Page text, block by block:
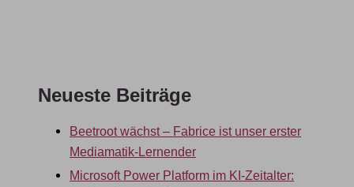
Neueste Beiträge
Beetroot wächst – Fabrice ist unser erster
Mediamatik-Lernender
Microsoft Power Platform im KI-Zeitalter: